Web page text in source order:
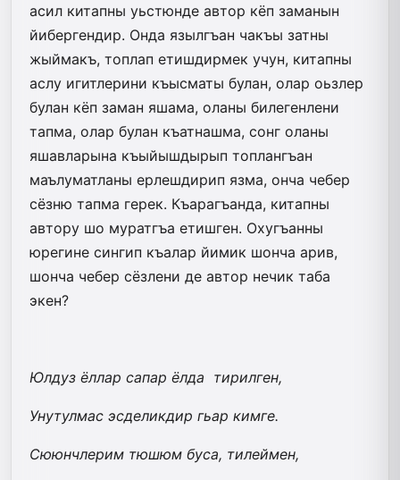
асил китапны уьстюнде автор кёп заманын
йибергендир. Онда язылгъан чакъы затны
жыймакъ, топлап етишдирмек учун, китапны
аслу игитлерини къысматы булан, олар оьзлер
булан кёп заман яшама, оланы билегенлени
тапма, олар булан къатнашма, сонг оланы
яшавларына къыйышдырып топлангъан
маълуматланы ерлешдирип язма, онча чебер
сёзню тапма герек. Къарагъанда, китапны
автору шо муратгъа етишген. Охугъанны
юрегине сингип къалар йимик шонча арив,
шонча чебер сёзлени де автор нечик таба
экен?
Юлдуз ёллар сапар ёлда тирилген,
Унутулмас эсделикдир гьар кимге.
Сююнчлерим тюшюм буса, тилеймен,